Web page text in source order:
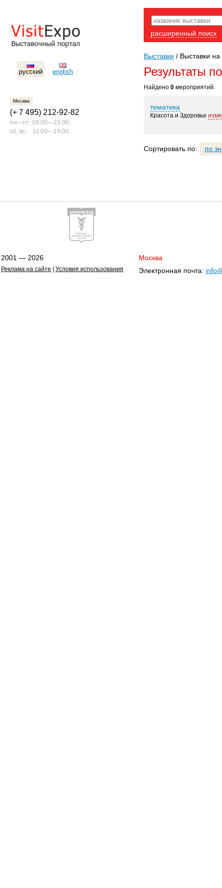
русский english
Москва
(+ 7 495) 212-92-82
пн—пт: 09:00—23:00;
сб, вс:
10:00—19:00
расширенный поиск
Выставки / Выставки на
Результаты
Найдено 0 мероприятий.
тематика
Красота и Здоровье
Сортировать по: по
2001 — 2026
Реклама на сайте Условия использования
Москва
Электронная почта: